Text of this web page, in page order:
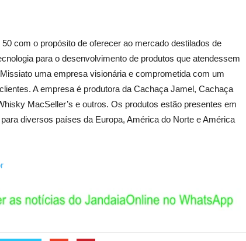
com o propósito de oferecer ao mercado destilados de
para o desenvolvimento de produtos que atendessem
uma empresa visionária e comprometida com um
A empresa é produtora da Cachaça Jamel, Cachaça
MacSeller’s e outros. Os produtos estão presentes em
diversos países da Europa, América do Norte e América